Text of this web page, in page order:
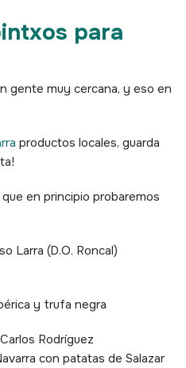
para
gente muy cercana, y eso en
productos locales, guarda
en principio probaremos
Larra (D.O. Roncal)
y trufa negra
Rodríguez
con patatas de Salazar